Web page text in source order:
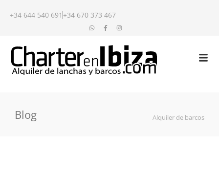
+34 644 540 691 +34 670 373 467
Blog Alquiler de barcos